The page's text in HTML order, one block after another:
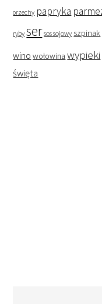
orzechy papryka
ryby ser sos sojowy szpinak
wino wołowina wypieki
święta